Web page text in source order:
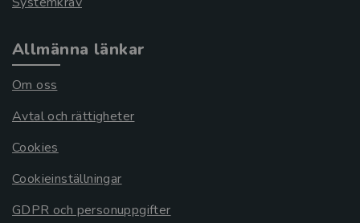
Allmänna länkar
Om oss
Avtal och rättigheter
Cookies
Cookieinställningar
GDPR och personuppgifter